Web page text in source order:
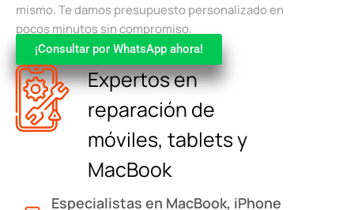
mismo. Te damos presupuesto personalizado en
pocos minutos sin compromiso.
¡Consultar por WhatsApp ahora!
Expertos en
reparación de
móviles, tablets y
MacBook
Especialistas en MacBook, iPhone